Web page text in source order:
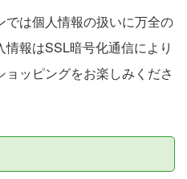
は個人情報の扱いに万全の
報はSSL暗号化通信により
ッピングをお楽しみくださ